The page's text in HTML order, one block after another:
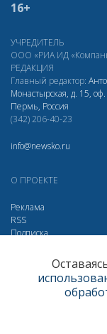
16+
УЧРЕДИТЕЛЬ
ООО «РИА ИД
РЕДАКЦИЯ
Главный редактор:
Монастырская, д. 15,
Пермь, Россия
(342) 206-40-23
info@newsko.ru
О ПРОЕКТЕ
Реклама
RSS
Подписка
Одноклассники
Яндекс.Метрика за 30
289807